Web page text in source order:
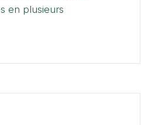
en plusieurs